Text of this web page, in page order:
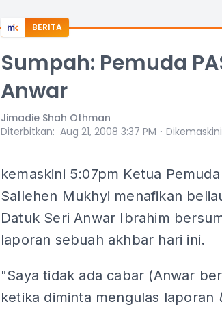
BERITA
Sumpah: Pemuda
Anwar
Jimadie Shah Othman
Diterbitkan: Aug 21, 2008 3:37 PM ⋅ Dikemaskini
kemaskini 5:07pm Ketua
Sallehen Mukhyi menafikan
Datuk Seri Anwar Ibrahim
laporan sebuah akhbar hari ini.
"Saya tidak ada cabar (Anwar
ketika diminta mengulas laporan